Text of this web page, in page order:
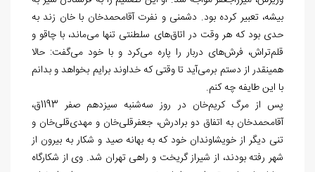
بیشه، تعبیر کرده بود. دشمنی و نفرت آقامحمدخان با خان زند به
حدی بود که هر وقت در اتاقهای سلطنتی تنها می‏‌ماند، با چاقو و
قلم‌‏تراش، فرش‏‌های دربار را پاره می‏‌کرد و با خود می‏‌گفت: حالا
همین‏قدر از دستم برمی‏‌آید تا وقتی که خداوند برایم بخواهد و بدانم
با این طایفه چه کنم.
پس از مرگ کریم‏‌خان در روز سه‏‌شنبه سیزدهم صفر 1193ق،
آقامحمدخان به اتفاق دو برادرش، جعفرقلی‏‌خان و مهدیقلی‏‌خان و
تنی دیگر از خویشاوندان خود که به بهانه صید و شکار به بیرون از
شهر رفته ‏بودند، از شیراز گریخت و راهی تهران شد. وی از شکارگاه